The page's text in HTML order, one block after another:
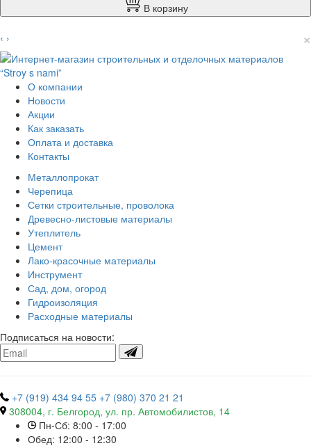
В корзину
‹ › ×
О компании
Новости
Акции
Как заказать
Оплата и доставка
Контакты
Металлопрокат
Черепица
Сетки строительные, проволока
Древесно-листовые материалы
Утеплитель
Цемент
Лако-красочные материалы
Инструмент
Сад, дом, огород
Гидроизоляция
Расходные материалы
Подписаться на новости:
+7 (919) 434 94 55 +7 (980) 370 21 21
308004, г. Белгород, ул. пр. Автомобилистов, 14
Пн-Сб: 8:00 - 17:00
Обед: 12:00 - 12:30